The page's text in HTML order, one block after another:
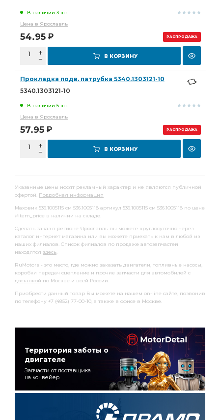
РАСПРОДАЖА
В наличии 3 шт.
Цена в Ярославль
54.95 Р
В КОРЗИНУ
РАСПРОДАЖА
Прокладка подв. патрубка 5340.1303121-10
5340.1303121-10
В наличии 5 шт.
Цена в Ярославль
57.95 Р
В КОРЗИНУ
Указанные цены носят рекламный характер и не являются публичной
офертой. Подробная информация
Маховик 536.1005115 см 536.1005118 артикул 536.1005115 см 536.1005118 по цене
#item_price в наличии на складе.
Сделать заказ в регионе Ярославль вы можете круглосуточно через
каталог интернет магазина или вы можете приехать к нам в любой из
наших филиалов. Список филиалов по продаже автозапчастей
находятся здесь.
RuMotors - это место, где можно заказать двигатели, топливные насосы,
коробки передач сцепление и прочие запчасти для автомобилей с
доставкой по Москве и всей России.
Приобрести данный товар Вы можете на нашем on-line сайте, позвонив
по телефону +7 (4852) 77-00-10, а также в офисе в Москве.
Территория заботы о
двигателе
Запчасти от поставщика
на конвейер